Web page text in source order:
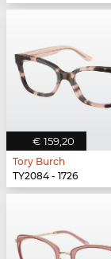
€ 159,20
Tory Burch
TY2084 - 1726